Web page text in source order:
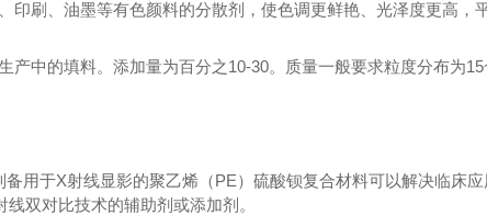
印刷、油墨等有色颜料的分散剂，使色调更鲜艳、光泽度更高，
产中的填料。添加量为百分之10-30。质量一般要求粒度分布为
用于X射线显影的聚乙烯（PE）硫酸钡复合材料可以解决临床
双对比技术的辅助剂或添加剂。